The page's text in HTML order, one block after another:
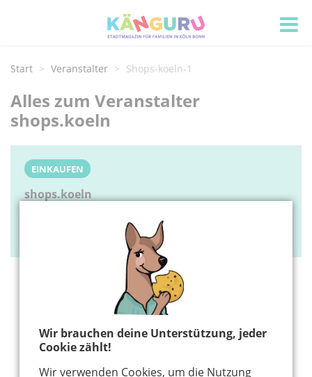
Wir brauchen deine Unterstützung, jeder
Cookie zählt!
Wir verwenden Cookies, um die Nutzung
Start Veranstalter Shops-koeln-1
Alles zum Veranstalter
shops.koeln
EINKAUFEN
shops.koeln